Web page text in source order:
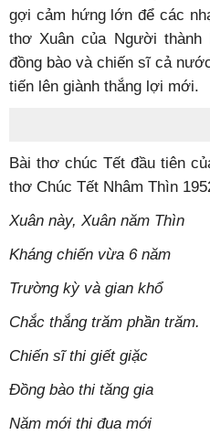
gợi cảm hứng lớn để các
thơ Xuân của Người
đồng bào và chiến sĩ cả
tiến lên giành thắng lợi mới.
Bài thơ chúc Tết đầu tiên
thơ Chúc Tết Nhâm Thìn
Xuân này, Xuân năm Thìn
Kháng chiến vừa 6 năm
Trường kỳ và gian khổ
Chắc thắng trăm phần trăm.
Chiến sĩ thi giết giặc
Đồng bào thi tăng gia
Năm mới thi đua mới